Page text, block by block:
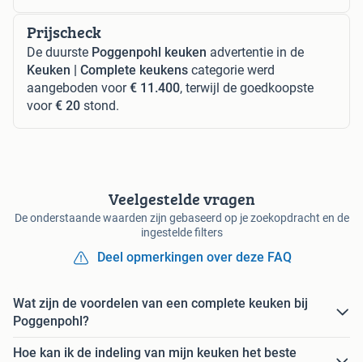
Prijscheck
De duurste Poggenpohl keuken advertentie in de
Keuken | Complete keukens categorie werd
aangeboden voor€ 11.400, terwijl de goedkoopste
voor€ 20 stond.
Veelgestelde vragen
De onderstaande waarden zijn gebaseerd op je zoekopdracht en de
ingestelde filters
Deel opmerkingen over deze FAQ
Wat zijn de voordelen van een complete keuken bij
Poggenpohl?
Hoe kan ik de indeling van mijn keuken het beste